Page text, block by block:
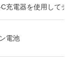
充電器を使用してチ
電池